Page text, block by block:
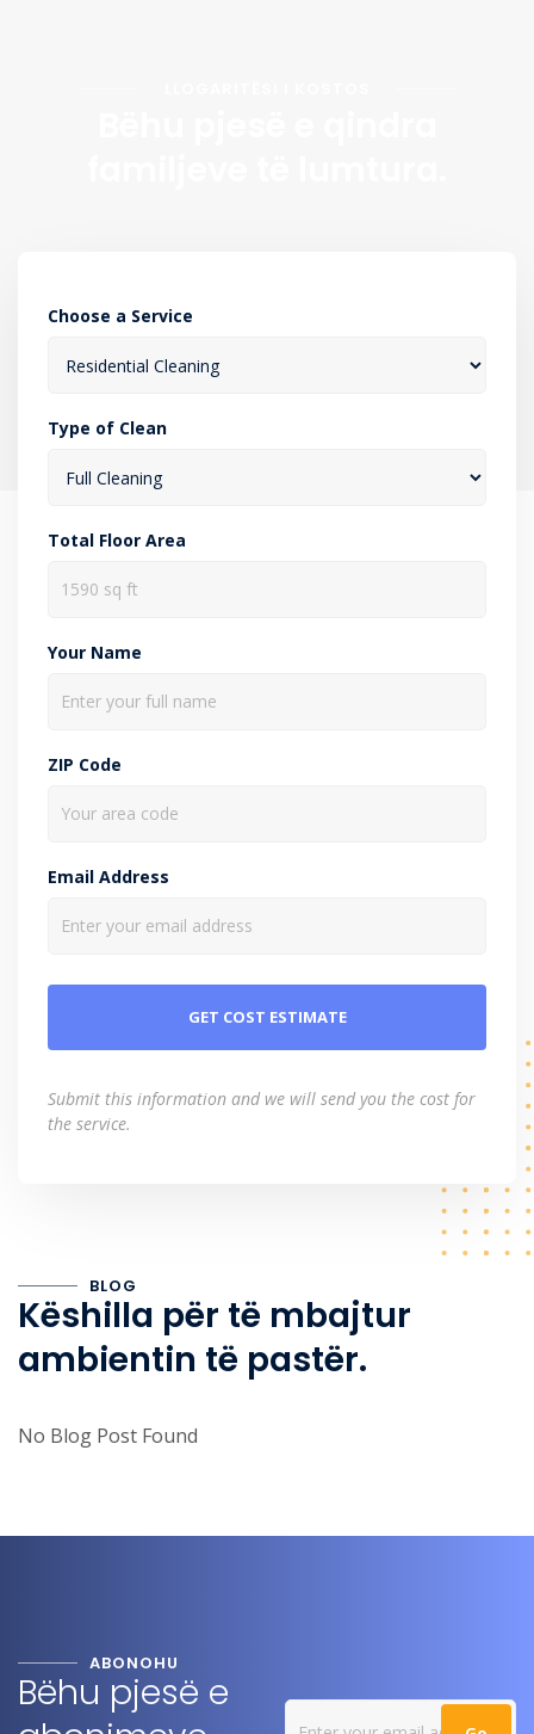
Choose a Service
Type of Clean
Total Floor Area
Your Name
ZIP Code
Email Address
Submit this information and we will send you the cost for
the service.
BLOG
Këshilla për të mbajtur
ambientin të pastër.
No Blog Post Found
ABONOHU
Bëhu pjesë e